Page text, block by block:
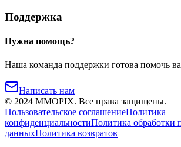
Поддержка
Нужна помощь?
Наша команда поддержки готова помочь
Написать нам
© 2024 MMOPIX. Все права защищены.
Пользовательское соглашениеПолитика
конфиденциальностиПолитика обработки
данныхПолитика возвратов